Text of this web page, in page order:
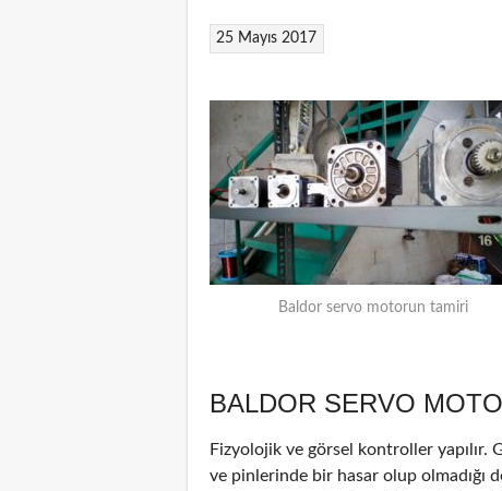
25 Mayıs 2017
Baldor servo motorun tamiri
BALDOR SERVO
Fizyolojik ve görsel kontroller yapılır.
ve pinlerinde bir hasar olup